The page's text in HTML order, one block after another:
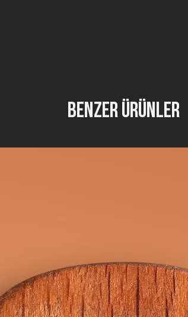
Benzer Ürünler